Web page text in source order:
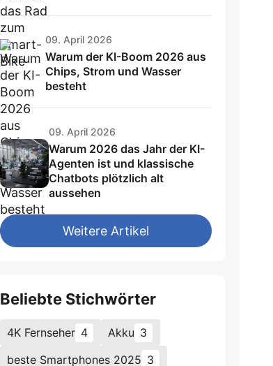
09. April 2026
Warum der KI-Boom 2026 aus
Chips, Strom und Wasser
besteht
09. April 2026
Warum 2026 das Jahr der KI-
Agenten ist und klassische
Chatbots plötzlich alt
aussehen
Weitere Artikel
Beliebte Stichwörter
4K Fernseher 4 Akku 3
beste Smartphones 2025 3